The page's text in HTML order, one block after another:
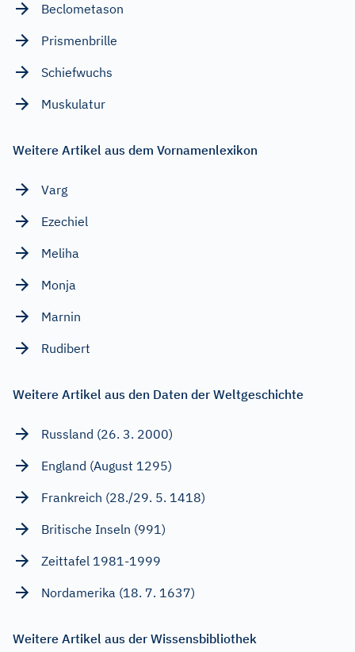
Beclometason
Prismenbrille
Schiefwuchs
Muskulatur
Weitere Artikel aus dem Vornamenlexikon
Varg
Ezechiel
Meliha
Monja
Marnin
Rudibert
Weitere Artikel aus den Daten der Weltgeschichte
Russland (26. 3. 2000)
England (August 1295)
Frankreich (28./29. 5. 1418)
Britische Inseln (991)
Zeittafel 1981-1999
Nordamerika (18. 7. 1637)
Weitere Artikel aus der Wissensbibliothek